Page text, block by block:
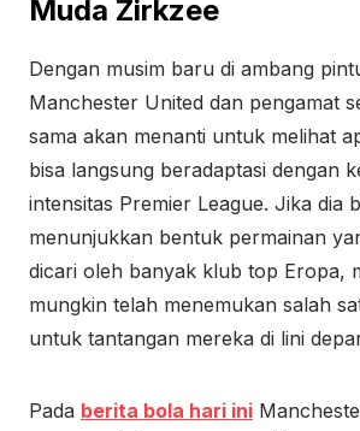
Muda Zirkzee
Dengan musim baru di ambang
Manchester United dan pengamat
sama akan menanti untuk melihat
bisa langsung beradaptasi dengan
intensitas Premier League. Jika dia
menunjukkan bentuk permainan
dicari oleh banyak klub top Eropa,
mungkin telah menemukan salah
untuk tantangan mereka di lini
Pada berita bola hari ini